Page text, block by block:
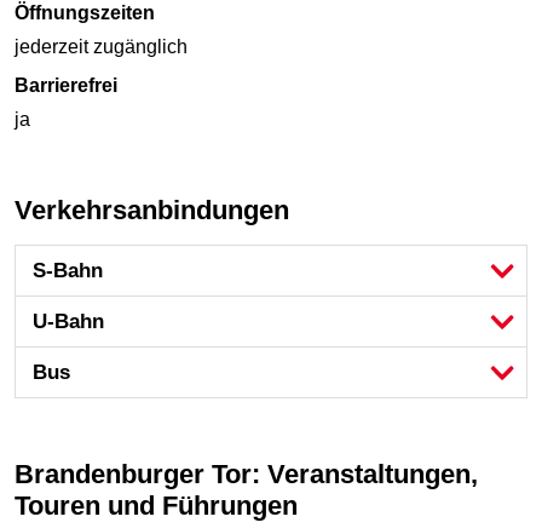
Öffnungszeiten
jederzeit zugänglich
Barrierefrei
ja
Verkehrsanbindungen
S-Bahn
U-Bahn
Bus
Brandenburger Tor: Veranstaltungen,
Touren und Führungen